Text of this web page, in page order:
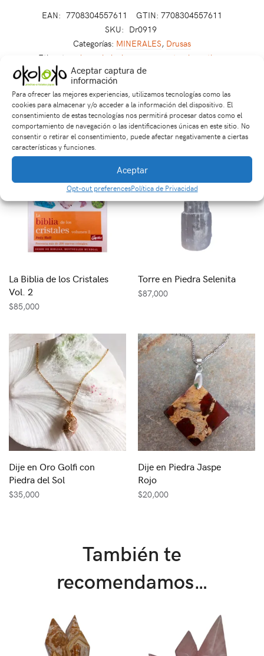
Aceptar captura de
información
Para ofrecer las mejores experiencias, utilizamos tecnologías como las
cookies para almacenar y/o acceder a la información del dispositivo. El
consentimiento de estas tecnologías nos permitirá procesar datos como el
comportamiento de navegación o las identificaciones únicas en este sitio. No
consentir o retirar el consentimiento, puede afectar negativamente a ciertas
características y funciones.
Aceptar
Opt-out preferencesPolítica de Privacidad
EAN: 7708304557611
GTIN: 7708304557611
SKU: Dr0919
Categorías: MINERALES, Drusas
Etiquetas:
drusa helecho naturaleza tierra
Productos relacionados
La Biblia de los Cristales
Vol. 2
$85,000
Torre en Piedra Selenita
$87,000
Dije en Oro Golfi con
Piedra del Sol
$35,000
Dije en Piedra Jaspe
Rojo
$20,000
También te
recomendamos…